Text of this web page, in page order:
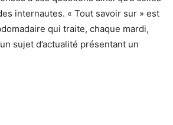
internautes. « Tout savoir sur » est
qui traite, chaque mardi,
sujet d’actualité présentant un